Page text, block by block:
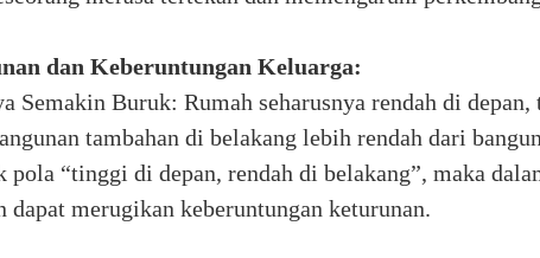
dan Keberuntungan Keluarga:
Semakin Buruk: Rumah seharusnya rendah di
tambahan di belakang lebih rendah dari
pola “tinggi di depan, rendah di belakang”, maka
dapat merugikan keberuntungan keturunan.